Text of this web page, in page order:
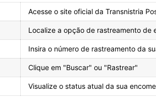
Acesse o site oficial da Transnistria
Localize a opção de rastreamento de
Insira o número de rastreamento da
Clique em "Buscar" ou "Rastrear"
Visualize o status atual da sua